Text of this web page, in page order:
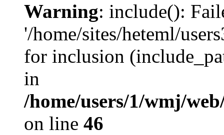
Warning: include():
'/home/sites/heteml/
for inclusion
in
/home/users/1/wmj/
on line 46